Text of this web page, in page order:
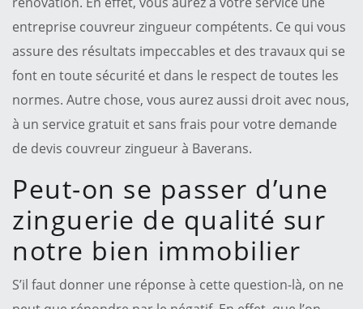
entreprise couvreur zingueur compétents. Ce qui vous
assure des résultats impeccables et des travaux qui se
font en toute sécurité et dans le respect de toutes les
normes. Autre chose, vous aurez aussi droit avec nous,
à un service gratuit et sans frais pour votre demande
de devis couvreur zingueur à Baverans.
Peut-on se passer d’une
zinguerie de qualité sur
notre bien immobilier
S’il faut donner une réponse à cette question-là, on ne